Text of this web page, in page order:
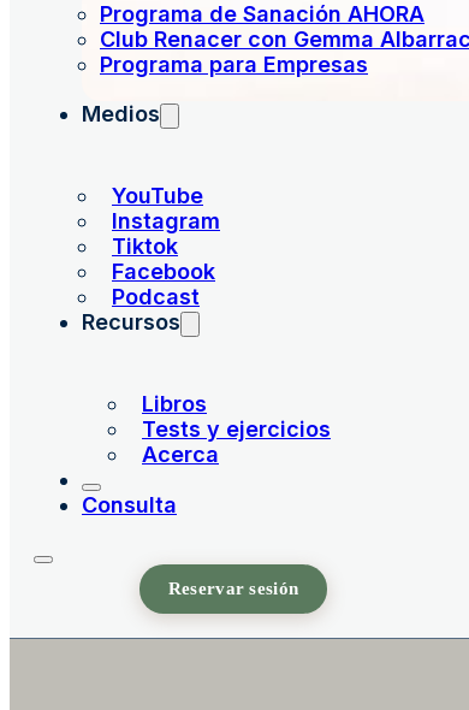
Programa de Sanación AHORA
Club Renacer con Gemma
Programa para Empresas
Medios
YouTube
Instagram
Tiktok
Facebook
Podcast
Recursos
Libros
Tests y ejercicios
Acerca
Consulta
Reservar sesión